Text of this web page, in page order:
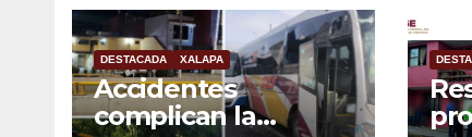
DESTACADA XALAPA
Accidentes
complican la